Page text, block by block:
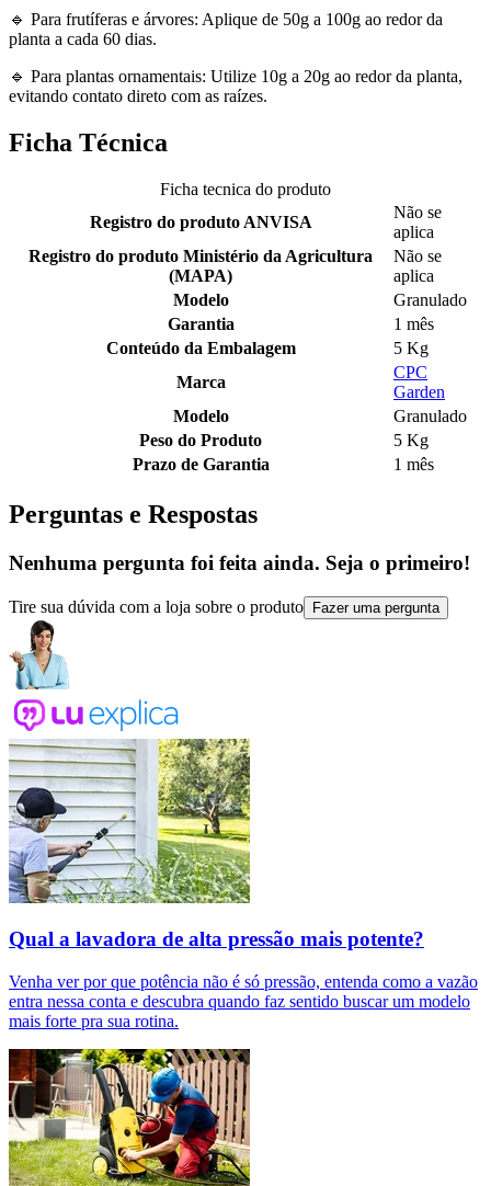
🔹 Para frutíferas e árvores: Aplique de 50g a 100g ao redor da
planta a cada 60 dias.
🔹 Para plantas ornamentais: Utilize 10g a 20g ao redor da planta,
evitando contato direto com as raízes.
Ficha Técnica
Ficha tecnica do produto
Registro do produto ANVISA
Não se
aplica
Registro do produto Ministério da Agricultura
(MAPA)
Não se
aplica
Modelo
Granulado
Garantia
1 mês
Conteúdo da Embalagem
5 Kg
Marca
CPC
Garden
Modelo
Granulado
Peso do Produto
5 Kg
Prazo de Garantia
1 mês
Perguntas e Respostas
Nenhuma pergunta foi feita ainda. Seja o primeiro!
Tire sua dúvida com a loja sobre o produto Fazer uma pergunta
Qual a lavadora de alta pressão mais potente?
Venha ver por que potência não é só pressão, entenda como a vazão
entra nessa conta e descubra quando faz sentido buscar um modelo
mais forte pra sua rotina.